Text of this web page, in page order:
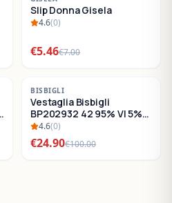
SALDI
Slip Donna Gisela
4.6(0)
€5.46€7.00
-75 %
SALDI
BISBIGLI
Vestaglia Bisbigli
BP202932 42 95% VI 5%
EA4.6(0)
€24.90€100.00